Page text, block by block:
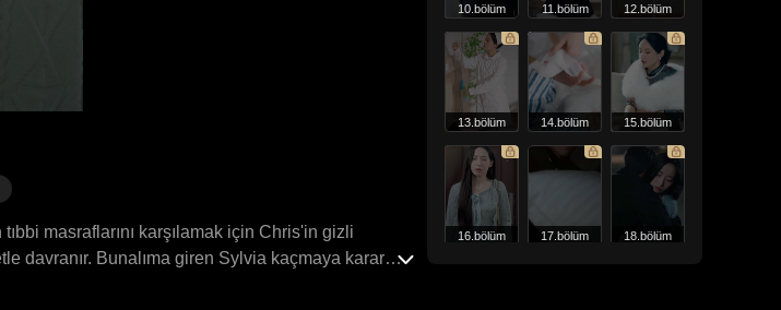
masraflarını karşılamak için Chris'in gizli
davranır. Bunalıma giren Sylvia kaçmaya karar
10.bölüm 11.bölüm 12.bölüm
13.bölüm 14.bölüm 15.bölüm
16.bölüm 17.bölüm 18.bölüm